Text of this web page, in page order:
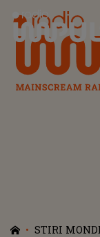
Radio Impuls
STIRI